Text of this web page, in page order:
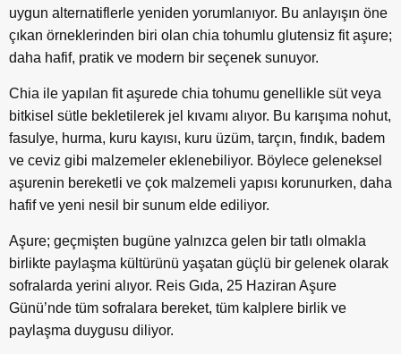
uygun alternatiflerle yeniden yorumlanıyor. Bu anlayışın öne
çıkan örneklerinden biri olan chia tohumlu glutensiz fit aşure;
daha hafif, pratik ve modern bir seçenek sunuyor.
Chia ile yapılan fit aşurede chia tohumu genellikle süt veya
bitkisel sütle bekletilerek jel kıvamı alıyor. Bu karışıma nohut,
fasulye, hurma, kuru kayısı, kuru üzüm, tarçın, fındık, badem
ve ceviz gibi malzemeler eklenebiliyor. Böylece geleneksel
aşurenin bereketli ve çok malzemeli yapısı korunurken, daha
hafif ve yeni nesil bir sunum elde ediliyor.
Aşure; geçmişten bugüne yalnızca gelen bir tatlı olmakla
birlikte paylaşma kültürünü yaşatan güçlü bir gelenek olarak
sofralarda yerini alıyor. Reis Gıda, 25 Haziran Aşure
Günü’nde tüm sofralara bereket, tüm kalplere birlik ve
paylaşma duygusu diliyor.